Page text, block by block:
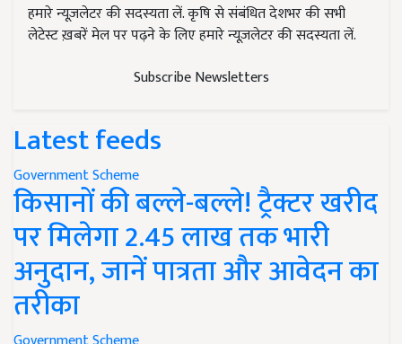
हमारे न्यूज़लेटर की सदस्यता लें. कृषि से संबंधित देशभर की सभी
लेटेस्ट ख़बरें मेल पर पढ़ने के लिए हमारे न्यूज़लेटर की सदस्यता लें.
Subscribe Newsletters
Latest feeds
Government Scheme
किसानों की बल्ले-बल्ले! ट्रैक्टर खरीद
पर मिलेगा 2.45 लाख तक भारी
अनुदान, जानें पात्रता और आवेदन का
तरीका